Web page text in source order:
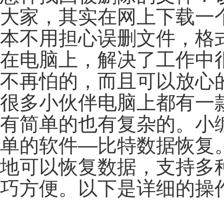
大家，其实在网上下载
本不用担心误删文件，格
在电脑上，解决了工作中
不再怕的，而且可以放心
很多小伙伴电脑上都有一
有简单的也有复杂的。小
单的软件—比特数据恢复
地可以恢复数据，支持多
巧方便。以下是详细的操